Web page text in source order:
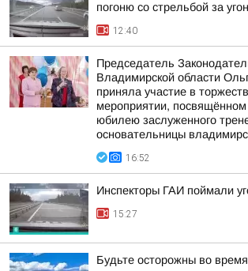
погоню со стрельбой за
12:40
Председатель
Владимирской области
приняла участие в
мероприятии,
юбилею заслуженного
основательницы
16:52
Инспекторы ГАИ поймали
15:27
Будьте осторожны во